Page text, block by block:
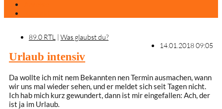
89.0 RTL | Was glaubst du?
14.01.2018 09:05
Urlaub intensiv
Da wollte ich mit nem Bekannten nen Termin ausmachen, wann
wir uns mal wieder sehen, und er meldet sich seit Tagen nicht.
Ich hab mich kurz gewundert, dann ist mir eingefallen: Ach, der
ist ja im Urlaub.